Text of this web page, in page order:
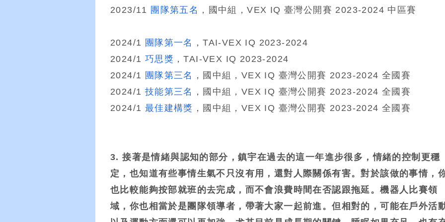
2023/11 團隊第五名 ，國中組，VEX IQ 臺灣公開賽 2023-2024 中區賽
2024/1 團隊第一名
，TAI-VEX IQ 2023-2024
2024/1 巧思獎 ，TAI-VEX IQ 2023-2024
2024/1 團隊第三名
，國中組，VEX IQ 臺灣公開賽 2023-2024 全國賽
2024/1 技能第三名
，國中組，VEX IQ 臺灣公開賽 2023-2024 全國賽
2024/1 最佳建構獎 ，國中組，VEX IQ 臺灣公開賽 2023-2024 全國賽
3. 接著是情緒與認知的部分，鎮宇在過去的這一年進步很多，情緒的控制更穩
定，也知道有些事情生氣不只沒有用，還對人際關係有害。對於該做的事情，
也比較能夠按部就班的去完成，而不會浪費時間在否認跟拖延。機器人比賽領
域，你也相當於是團隊領導者，帶著大家一起前進。但相對的，可能在戶外活